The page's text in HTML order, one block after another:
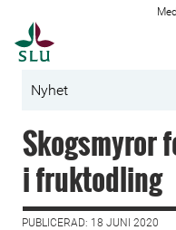
Nyhet
Skogsmyror
i fruktodling
PUBLICERAD: 18 JUNI 2020